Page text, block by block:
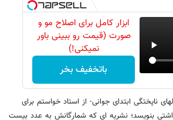
ابزار کامل برای اصلاح مو و
صورت (قیمت رو ببینی باور
نمیکنی!)
باتخفیف بخر
ناپختگی ابتدای جوانی- از استاد خواستم برای
بنویسد؛ نشریه ای که شمارگانش به عدد بیست